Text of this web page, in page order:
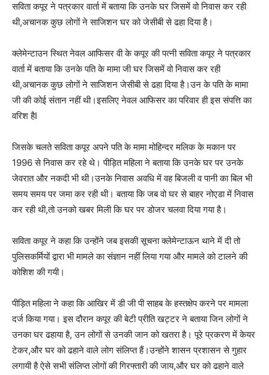
सविता कपूर ने पत्रकार वार्ता में बताया कि उनके घर जिसमें वो निवास कर रही
थी,अचानक कुछ लोगों ने साजिशन घर को जेसीबी से ढहा दिया है।
क्लेमेन्टाउन स्थित नेवल आफिसर वी के कपूर की पत्नी सविता कपूर ने पत्रकार
वार्ता में बताया कि उनके पति के मामा जी घर जिसमें वो निवास कर रही
थी,अचानक कुछ लोगों ने साजिशन जेसीबी से ढहा दिया है।उन के पति के मामा
जी की कोई संतान नहीं थी।इसलिए नेवल आफिसर का परिवार ही इस संपत्ति का
वरिश हैI
जिसके चलते सविता कपूर अपने पति के मामा मोहिन्दर मलिक के मकान पर
1996 से निवास कर रहे थे। पीड़ित महिला ने बताया कि उनके घर पर उनके
जेवरात और नकदी भी थी।उनके निवास अवधि में वह बिजली व पानी का बिल भी
समय समय पर जमा कर रही थी। बताया कि जब वो घर से बाहर नोएडा में निवास
कर रही थी,तो उनको खबर मिली कि घर पर डोजर चलवा दिया गया है।
सविता कपूर ने कहा कि उन्होंने जब इसकी सूचना क्लेमेन्टाऊन थाने में दी तो
पुलिसकर्मियों द्वारा भी मामले का संज्ञान नहीं लिया गया और मामले को टालने की
कोशिश की गयी।
पीड़ित महिला ने कहा कि आखिर में डी जी पी साहब के हस्तक्षेप करने पर मामला
दर्ज किया गया। इस दौरान कपूर की बेटी प्रीति खट्टर ने बताया जिन लोगों ने
उनका घर ढहाया है, उन लोगों से उनकी जान को खतरा है। पूरे प्रकरण में केयर
टेकर,और घर को ढहाने वाले लोग संलिप्त हैं।उन्होंने शासन प्रशासन से गुहार
लगायी है ऐसे सभी संलिप्त लोगों की गिरफ्तारी की जाय,और घर को ढहाने वाले